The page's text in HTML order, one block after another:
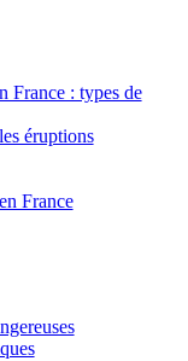
France : types de
éruptions
France